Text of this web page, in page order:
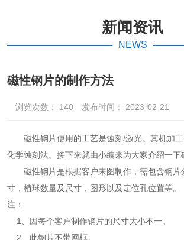
新闻资讯
NEWS
磁性钢片的制作方法
浏览次数： 140 发布时间： 2023-02-21
磁性钢片使用的工艺是蚀刻/激光。其机加工
化学蚀刻法。接下来就由小编来为大家介绍一下
磁性钢片是根据客户来图制作，需包含钢片
寸，植球数量及尺寸，图形以及定位孔位置等。
注：
1、因每个客户制作钢片的尺寸大小不一。
2、此钢片不带网框。